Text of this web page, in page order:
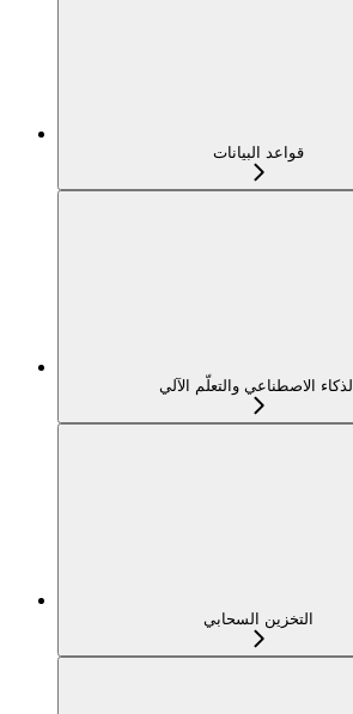
قواعد البيانات
الذكاء الاصطناعي والتعلّم الآلي
التخزين السحابي